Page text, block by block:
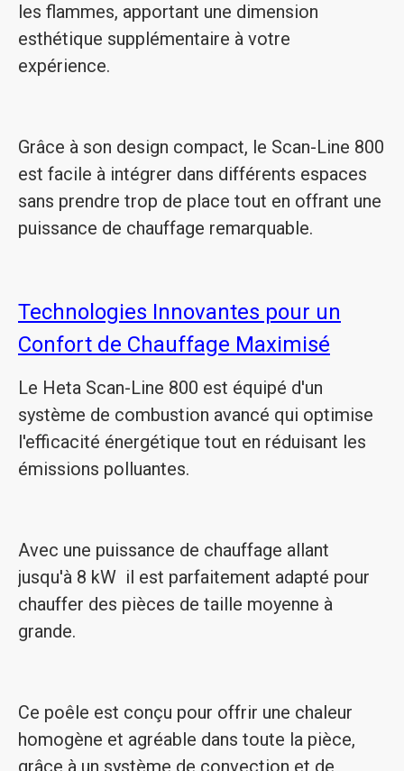
les flammes, apportant une dimension
esthétique supplémentaire à votre
expérience.
Grâce à son design compact, le Scan-Line 800
est facile à intégrer dans différents espaces
sans prendre trop de place tout en offrant une
puissance de chauffage remarquable.
Technologies Innovantes pour un
Confort de Chauffage Maximisé
Le Heta Scan-Line 800 est équipé d'un
système de combustion avancé qui optimise
l'efficacité énergétique tout en réduisant les
émissions polluantes.
Avec une puissance de chauffage allant
jusqu'à 8 kW il est parfaitement adapté pour
chauffer des pièces de taille moyenne à
grande.
Ce poêle est conçu pour offrir une chaleur
homogène et agréable dans toute la pièce,
grâce à un système de convection et de